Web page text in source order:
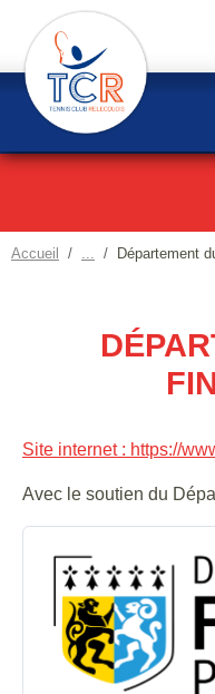
Accueil Département
Site internet : https://
Avec le soutien du
Panneau de gestion des